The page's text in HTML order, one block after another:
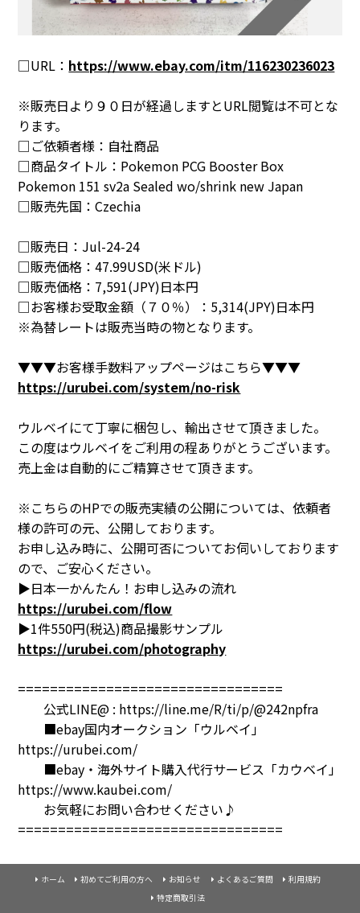
□URL： https://www.ebay.com/itm/116230236023
※販売日より９０日が経過しますとURL閲覧は不可とな
ります。
□ご依頼者様：自社商品
□商品タイトル： Pokemon PCG Booster Box
Pokemon 151 sv2a Sealed wo/shrink new Japan
□販売先国：Czechia
□販売日： Jul-24-24
□販売価格：47.99USD(米ドル)
□販売価格： 7,591(JPY)日本円
□お客様お受取金額（７０％）： 5,314(JPY)日本円
※為替レートは販売当時の物となります。
▼▼▼お客様手数料アップページはこちら▼▼▼
https://urubei.com/system/no-risk
ウルベイにて丁寧に梱包し、輸出させて頂きました。
この度はウルベイをご利用の程ありがとうございます。
売上金は自動的にご精算させて頂きます。
※こちらのHPでの販売実績の公開については、依頼者
様の許可の元、公開しております。
お申し込み時に、公開可否についてお伺いしております
ので、ご安心ください。
▶日本一かんたん！お申し込みの流れ
https://urubei.com/flow
▶1件550円(税込)商品撮影サンプル
https://urubei.com/photography
=================================
公式LINE@ : https://line.me/R/ti/p/@242npfra
■ebay国内オークション「ウルベイ」
https://urubei.com/
■ebay・海外サイト購入代行サービス「カウベイ」
https://www.kaubei.com/
お気軽にお問い合わせください♪
=================================
ホーム 初めてご利用の方へ お知らせ よくあるご質問
利用規約
特定商取引法